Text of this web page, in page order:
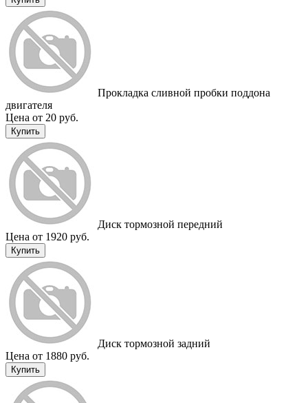
Прокладка сливной пробки поддона
двигателя
Цена от 20 руб.
Купить
Диск тормозной передний
Цена от 1920 руб.
Купить
Диск тормозной задний
Цена от 1880 руб.
Купить